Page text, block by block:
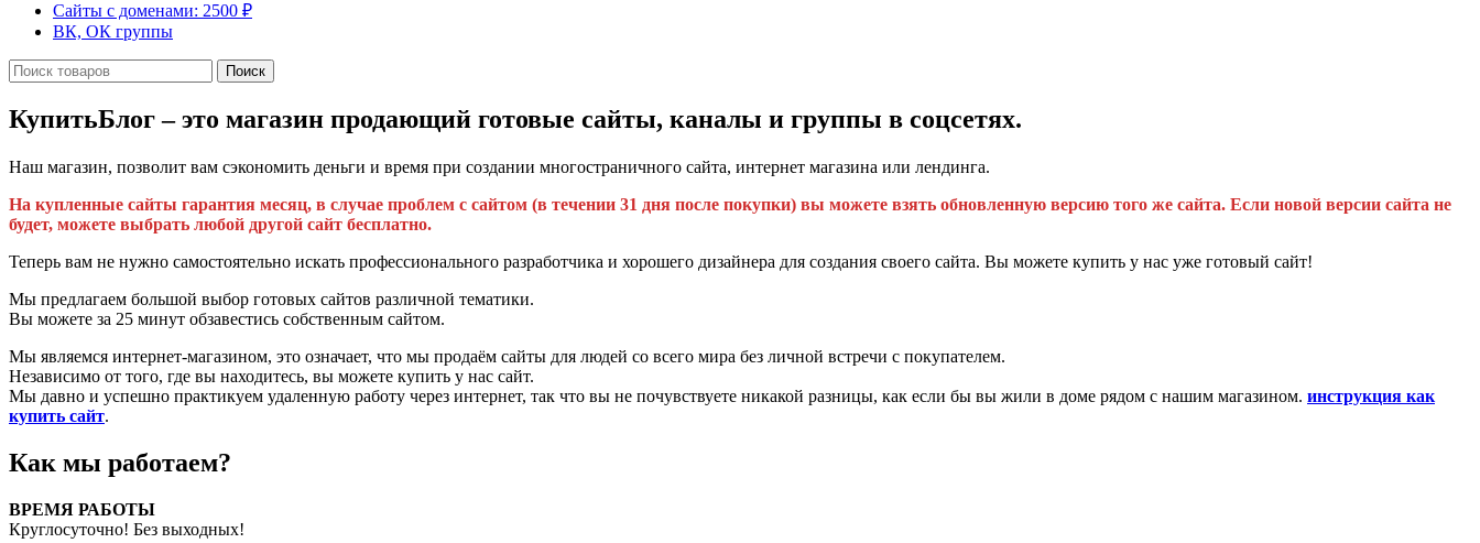
Сайты с доменами: 2500 ₽
ВК, ОК группы
Поиск
КупитьБлог – это магазин продающий готовые сайты, каналы и группы в соцсетях.
Наш магазин, позволит вам сэкономить деньги и время при создании многостраничного сайта, интернет магазина или лендинга.
На купленные сайты гарантия месяц, в случае проблем с сайтом (в течении 31 дня после покупки) вы можете взять обновленную версию того же сайта. Если новой версии сайта не
будет, можете выбрать любой другой сайт бесплатно.
Теперь вам не нужно самостоятельно искать профессионального разработчика и хорошего дизайнера для создания своего сайта. Вы можете купить у нас уже готовый сайт!
Мы предлагаем большой выбор готовых сайтов различной тематики.
Вы можете за 25 минут обзавестись собственным сайтом.
Мы являемся интернет-магазином, это означает, что мы продаём сайты для людей со всего мира без личной встречи с покупателем.
Независимо от того, где вы находитесь, вы можете купить у нас сайт.
Мы давно и успешно практикуем удаленную работу через интернет, так что вы не почувствуете никакой разницы, как если бы вы жили в доме рядом с нашим магазином. инструкция как
купить сайт.
Как мы работаем?
ВРЕМЯ РАБОТЫ
Круглосуточно! Без выходных!